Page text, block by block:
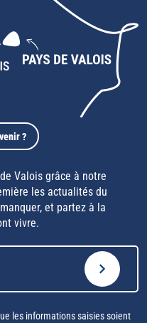
?
Valois grâce à notre
les actualités du
et partez à la
vivre.
les informations saisies soient